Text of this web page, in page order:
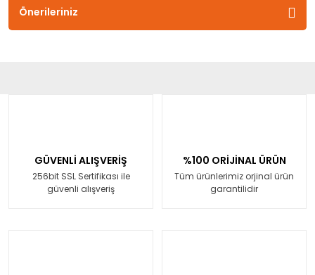
Önerileriniz
GÜVENLİ ALIŞVERİŞ
256bit SSL Sertifikası ile
güvenli alışveriş
%100 ORİJİNAL ÜRÜN
Tüm ürünlerimiz orjinal ürün
garantilidir